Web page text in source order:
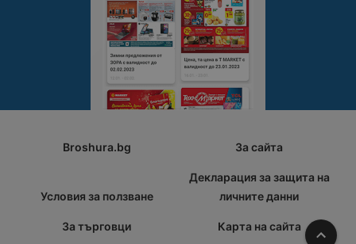
Broshura.bg За сайта
Условия за ползване
Декларация за защита на
личните данни
За търговци Карта на сайта